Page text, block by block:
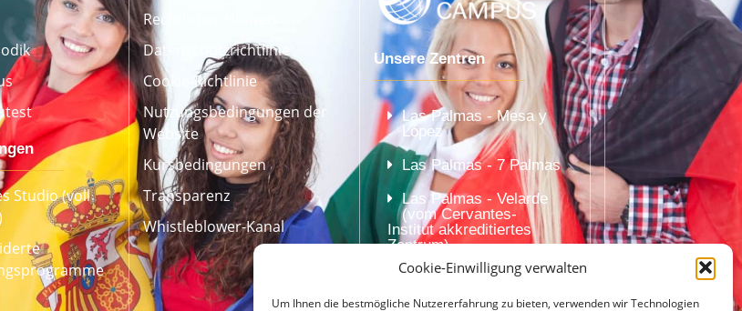
Cookie-Einwilligung verwalten
Um Ihnen die bestmögliche Nutzererfahrung zu bieten, verwenden wir Technologien
Studio (voll
Rechtlicher Hinweis
Datenschutzrichtlinie
Cookie-Richtlinie
Nutzungsbedingungen der
Website
Kursbedingungen
Transparenz
Whistleblower-Kanal
Unsere Zentren
Las Palmas - Mesa y
López
Las Palmas - 7 Palmas
Las Palmas - Velarde
(vom Cervantes-
Institut akkreditiertes
Zentrum)